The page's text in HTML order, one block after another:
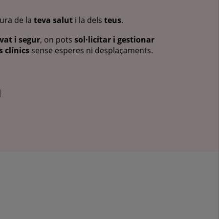
de la teva salut i la dels teus.
i segur, on pots sol·licitar i gestionar
clínics sense esperes ni desplaçaments.